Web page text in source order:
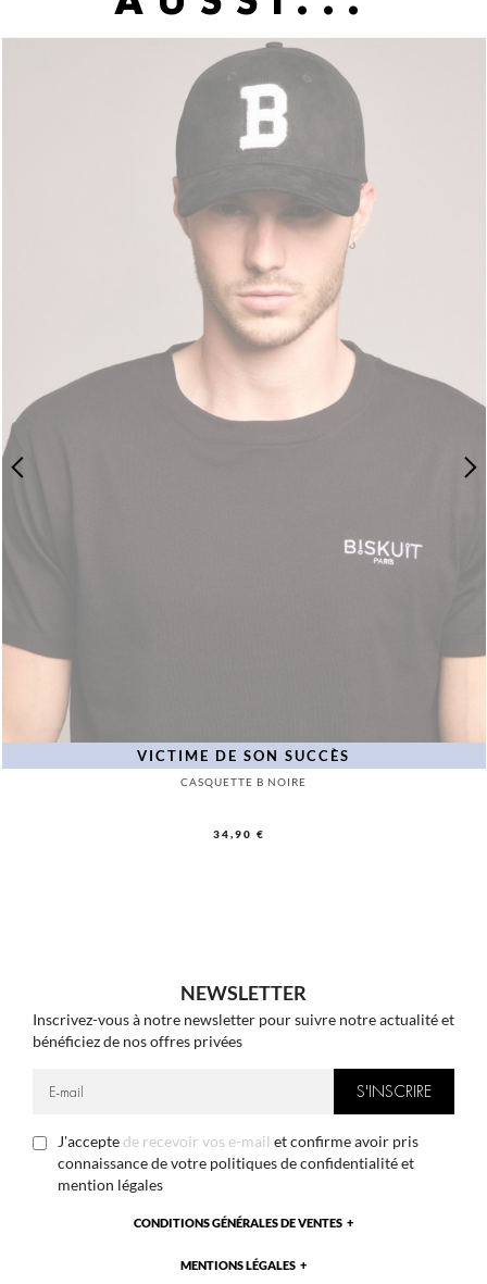
VICTIME DE SON SUCCÈS
CASQUETTE B NOIRE
34,90 €
CONDITIONS GÉNÉRALES DE VENTES
MENTIONS LÉGALES
NEWSLETTER
Inscrivez-vous à notre newsletter pour suivre notre actualité et
bénéficiez de nos offres privées
J'acceptede recevoir vos e-mail et confirme avoir pris
connaissance de votre politiques de confidentialité et
mention légales